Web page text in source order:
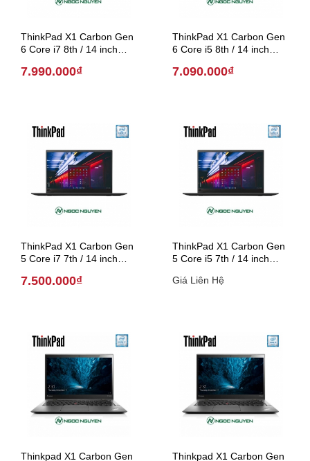
ThinkPad X1 Carbon Gen
6 Core i7 8th / 14 inch
7.990.000₫
ThinkPad X1 Carbon Gen
6 Core i5 8th / 14 inch
7.090.000₫
ThinkPad X1 Carbon Gen
5 Core i7 7th / 14 inch
7.500.000₫
ThinkPad X1 Carbon Gen
5 Core i5 7th / 14 inch
Giá Liên Hệ
Thinkpad X1 Carbon Gen
Thinkpad X1 Carbon Gen